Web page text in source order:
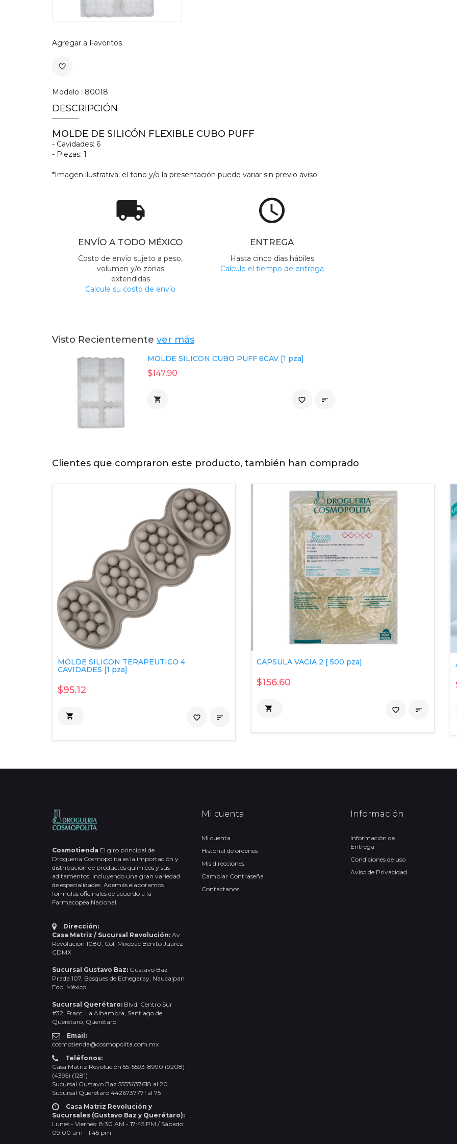
Agregar a Favoritos
favorite_border
Modelo : 80018
DESCRIPCIÓN
MOLDE DE SILICÓN FLEXIBLE CUBO PUFF
- Cavidades: 6
- Piezas: 1
*Imagen ilustrativa: el tono y/o la presentación puede variar sin previo aviso.
local_shipping
ENVÍO A TODO MÉXICO
Costo de envío sujeto a peso,
volumen y/o zonas
extendidas
Calcule su costo de envío
access_time
ENTREGA
Hasta cinco días hábiles
Calcule el tiempo de entrega
Visto Recientemente ver más
MOLDE SILICON CUBO PUFF 6CAV [1 pza]
$147.90
 
favorite_border
Clientes que compraron este producto, también han comprado
MOLDE SILICON TERAPEUTICO 4
CAVIDADES [1 pza]
$95.12
 
favorite_border
CAPSULA VACIA 2 [ 500 pza]
$156.60
 
favorite_border
Cosmotienda El giro principal de
Droguería Cosmopolita es la importación y
distribución de productos químicos y sus
aditamentos, incluyendo una gran variedad
de especialidades. Además elaboramos
fórmulas oficinales de acuerdo a la
Farmacopea Nacional.
Dirección:
Casa Matriz / Sucursal Revolución: Av.
Revolución 1080, Col. Mixcoac Benito Juárez
CDMX
Sucursal Gustavo Baz: Gustavo Baz
Prada 107, Bosques de Echegaray, Naucalpan
Edo. México
Sucursal Querétaro: Blvd. Centro Sur
#32, Fracc. La Alhambra, Santiago de
Querétaro, Querétaro
Email:
cosmotienda@cosmopolita.com.mx
Teléfonos:
Casa Matriz Revolución 55-5593-8990 (9208)
(4395) (1281)
Sucursal Gustavo Baz 5553637618 al 20
Sucursal Querétaro 4426737771 al 75
Casa Matriz Revolución y
Sucursales (Gustavo Baz y Querétaro):
Lunes - Viernes: 8:30 AM - 17:45 PM / Sábado:
09:00 am - 1:45 pm
Mi cuenta
Mi cuenta
Historial de órdenes
Mis direcciones
Cambiar Contraseña
Contactanos
Información
Información de
Entrega
Condiciones de uso
Aviso de Privacidad